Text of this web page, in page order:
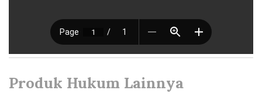
Produk Hukum Lainnya